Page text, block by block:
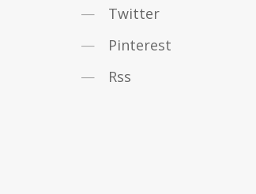
Twitter
Pinterest
Rss